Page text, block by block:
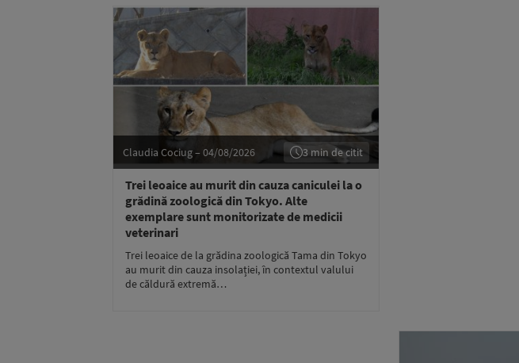
Claudia Cociug – 04/08/2026 3 min de citit
Trei leoaice au murit din cauza caniculei la o
grădină zoologică din Tokyo. Alte
exemplare sunt monitorizate de medicii
veterinari
Trei leoaice de la grădina zoologică Tama din Tokyo
au murit din cauza insolației, în contextul valului
de căldură extremă…